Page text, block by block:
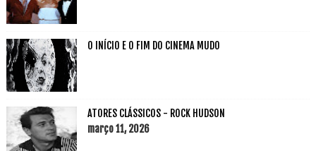
O INÍCIO E O FIM DO CINEMA MUDO
ATORES CLÁSSICOS - ROCK HUDSON
março 11, 2026